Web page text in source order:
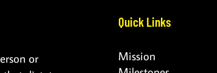
or
Quick Links
Mission